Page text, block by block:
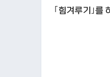
｢힘겨루기｣를